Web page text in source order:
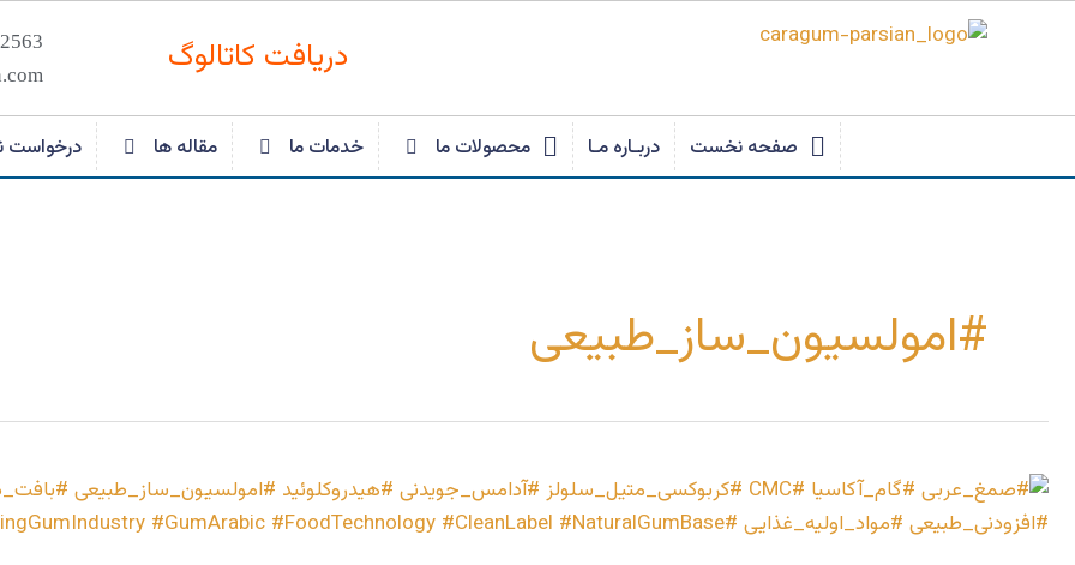
دریافت کاتالوگ
| 021
صفحه نخست دربـاره مـا محصولات ما خدمات ما مقاله ها درخواست
#امولسیون_ساز_طبیعی
مقایسه
صمغ